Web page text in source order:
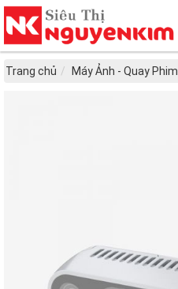
Trang chủ Máy Ảnh - Quay Phim